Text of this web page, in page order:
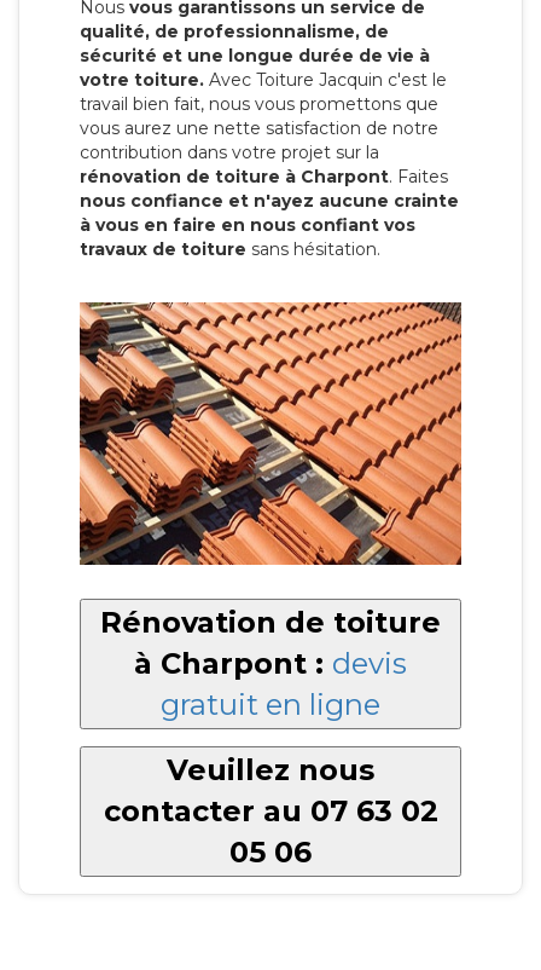
Nous vous garantissons un service de
qualité, de professionnalisme, de
sécurité et une longue durée de vie à
votre toiture. Avec Toiture Jacquin c'est le
travail bien fait, nous vous promettons que
vous aurez une nette satisfaction de notre
contribution dans votre projet sur la
rénovation de toiture à Charpont. Faites
nous confiance et n'ayez aucune crainte
à vous en faire en nous confiant vos
travaux de toiture sans hésitation.
Rénovation de toiture
à Charpont : devis
gratuit en ligne
Veuillez nous
contacter au 07 63 02
05 06